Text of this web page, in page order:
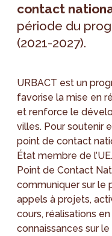
contact
période du
(2021-2027).
URBACT est un
favorise la mise en
et renforce le
villes. Pour soutenir
point de contact
État membre de l’UE.
Point de Contact
communiquer sur le
appels à projets,
cours, réalisations
connaissances sur